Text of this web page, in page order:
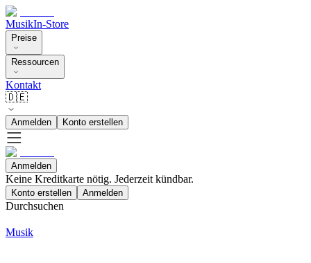
MusikIn-Store
Preise
Ressourcen
Kontakt
🇩🇪
Anmelden Konto erstellen
Anmelden
Keine Kreditkarte nötig. Jederzeit kündbar.
Konto erstellen Anmelden
Durchsuchen
Musik